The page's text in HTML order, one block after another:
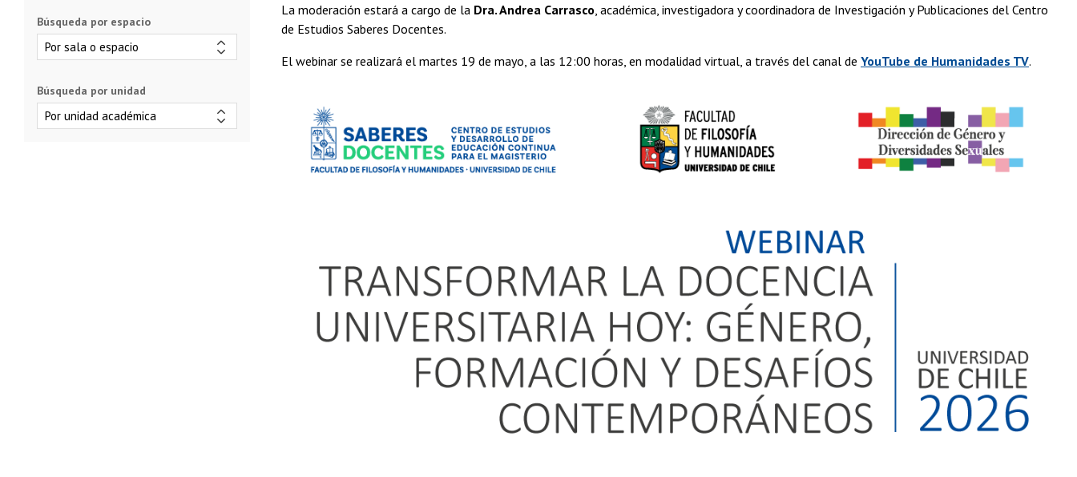
La moderación estará a cargo de la Dra. Andrea Carrasco , académica, investigadora y coordinadora de Investigación y Publicaciones del Centro
de Estudios Saberes Docentes.
El webinar se realizará el martes 19 de mayo, a las 12:00 horas, en modalidad virtual, a través del canal de YouTube de Humanidades TV.
Búsqueda por espacio
Búsqueda por unidad